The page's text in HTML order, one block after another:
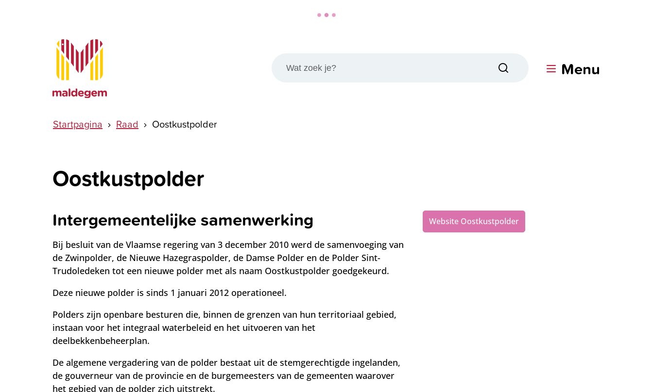
Maldegem
Zoeken Menu
Startpagina Raad Oostkustpolder
Oostkustpolder
Intergemeentelijke samenwerking
Bij besluit van de Vlaamse regering van 3 december 2010 werd de samenvoeging van
de Zwinpolder, de Nieuwe Hazegraspolder, de Damse Polder en de Polder Sint-
Trudoledeken tot een nieuwe polder met als naam Oostkustpolder goedgekeurd.
Deze nieuwe polder is sinds 1 januari 2012 operationeel.
Polders zijn openbare besturen die, binnen de grenzen van hun territoriaal gebied,
instaan voor het integraal waterbeleid en het uitvoeren van het
deelbekkenbeheerplan.
De algemene vergadering van de polder bestaat uit de stemgerechtigde ingelanden,
de gouverneur van de provincie en de burgemeesters van de gemeenten waarover
het gebied van de polder zich uitstrekt.
Website Oostkustpolder